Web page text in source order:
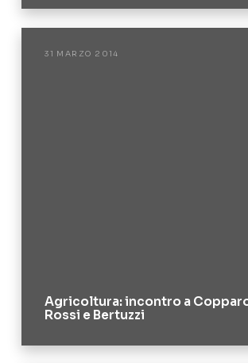
31 MARZO 2014
Agricoltura: incontro a
Rossi e Bertuzzi